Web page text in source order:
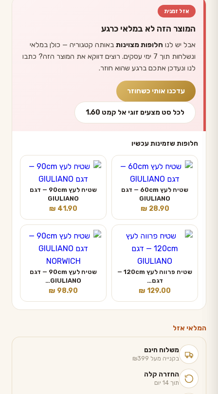
אזל זמנית
המוצר הזה לא במלאי כרגע
אבל יש לנו חלופות מצוינות באותה קטגוריה — כולן במלאי
ונשלחות תוך 7 ימי עסקים. רוצים דווקא את המוצר הזה? כתבו
לנו ונעדכן אתכם ברגע שהוא חוזר.
עדכנו אותי כשחוזר
לכל סט מצעים זוגי אל קמט 1.60
חלופות שזמינות עכשיו
שטיח לעץ 60cm — דגם
GIULIANO
₪ 28.90
שטיח לעץ 90cm — דגם
GIULIANO
₪ 41.90
שטיח פרווה לעץ 120cm —
דגם…
₪ 129.00
שטיח לעץ 90cm — דגם
GIULIANO…
₪ 98.90
המלאי אזל
משלוח חינם
בקנייה מעל ₪399
החזרה קלה
תוך 14 יום